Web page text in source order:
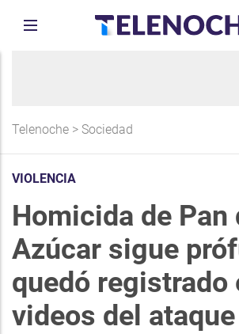
Telenoche > Sociedad
VIOLENCIA
Homicida de Pan
Azúcar sigue
quedó registrado
videos del